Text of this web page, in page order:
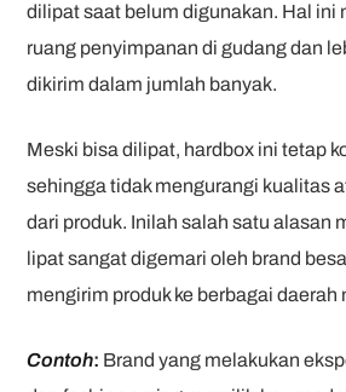
dilipat saat belum digunakan. Hal ini
ruang penyimpanan di gudang dan
dikirim dalam jumlah banyak.
Meski bisa dilipat, hardbox ini tetap
sehingga tidak mengurangi kualitas
dari produk. Inilah salah satu alasan
lipat sangat digemari oleh brand
mengirim produk ke berbagai daerah
Contoh: Brand yang melakukan